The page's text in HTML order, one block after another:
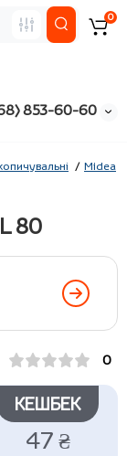
853-60-60
0
Midea
80
0
КЕШБЕК
47 ₴